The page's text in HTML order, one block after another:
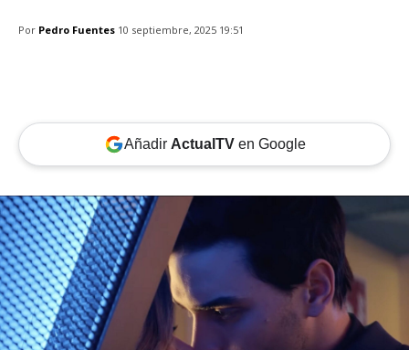
Por Pedro Fuentes 10 septiembre, 2025 19:51
Añadir ActualTVen Google